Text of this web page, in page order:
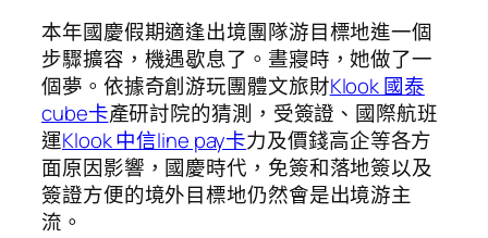
本年國慶假期適逢出境團隊游目標地進一個
步驟擴容，機遇歇息了。晝寢時，她做了一
個夢。依據奇創游玩團體文旅財Klook 國泰
cube卡產研討院的猜測，受簽證、國際航班
運Klook 中信line pay卡力及價錢高企等各方
面原因影響，國慶時代，免簽和落地簽以及
簽證方便的境外目標地仍然會是出境游主
流。